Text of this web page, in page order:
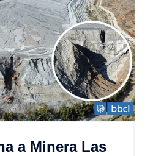
a Minera Las